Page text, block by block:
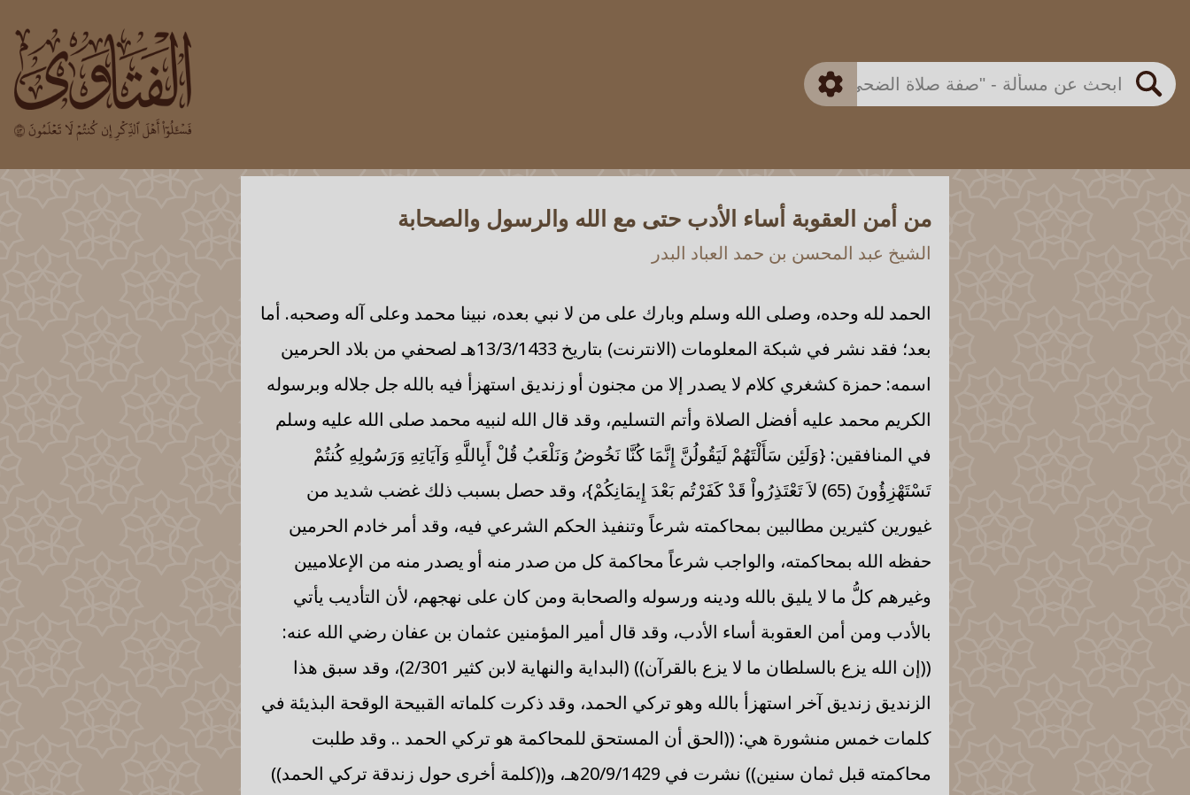
بحث
اللجنة الدائمة
متقدم
من أمن العقوبة أساء الأدب حتى مع الله والرسول والصحابة
الشيخ عبد المحسن بن حمد العباد البدر
الحمد لله وحده، وصلى الله وسلم وبارك على من لا نبي بعده، نبينا محمد وعلى آله وصحبه. أما
بعد؛ فقد نشر في شبكة المعلومات (الانترنت) بتاريخ 13/3/1433هـ لصحفي من بلاد الحرمين
اسمه: حمزة كشغري كلام لا يصدر إلا من مجنون أو زنديق استهزأ فيه بالله جل جلاله وبرسوله
الكريم محمد عليه أفضل الصلاة وأتم التسليم، وقد قال الله لنبيه محمد صلى الله عليه وسلم
في المنافقين: {وَلَئِن سَأَلْتَهُمْ لَيَقُولُنَّ إِنَّمَا كُنَّا نَخُوضُ وَنَلْعَبُ قُلْ أَبِاللَّهِ وَآيَاتِهِ وَرَسُولِهِ كُنتُمْ
تَسْتَهْزِؤُونَ (65) لاَ تَعْتَذِرُواْ قَدْ كَفَرْتُم بَعْدَ إِيمَانِكُمْ}، وقد حصل بسبب ذلك غضب شديد من
غيورين كثيرين مطالبين بمحاكمته شرعاً وتنفيذ الحكم الشرعي فيه، وقد أمر خادم الحرمين
حفظه الله بمحاكمته، والواجب شرعاً محاكمة كل من صدر منه أو يصدر منه من الإعلاميين
وغيرهم كلُّ ما لا يليق بالله ودينه ورسوله والصحابة ومن كان على نهجهم، لأن التأديب يأتي
بالأدب ومن أمن العقوبة أساء الأدب، وقد قال أمير المؤمنين عثمان بن عفان رضي الله عنه:
((إن الله يزع بالسلطان ما لا يزع بالقرآن)) (البداية والنهاية لابن كثير 2/301)، وقد سبق هذا
الزنديق زنديق آخر استهزأ بالله وهو تركي الحمد، وقد ذكرت كلماته القبيحة الوقحة البذيئة في
كلمات خمس منشورة هي: ((الحق أن المستحق للمحاكمة هو تركي الحمد .. وقد طلبت
محاكمته قبل ثمان سنين)) نشرت في 20/9/1429هـ، و((كلمة أخرى حول زندقة تركي الحمد))